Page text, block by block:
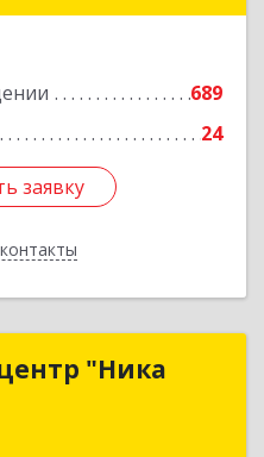
689
24
заявку
Подробнее
заявку
"Ника
центр "Ника